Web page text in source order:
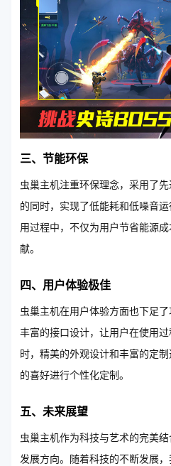
三、节能环保
虫巢主机注重环保理念，采用了
的同时，实现了低能耗和低噪音
用过程中，不仅为用户节省能源
献。
四、用户体验极佳
虫巢主机在用户体验方面也下足
丰富的接口设计，让用户在使用
时，精美的外观设计和丰富的定
的喜好进行个性化定制。
五、未来展望
虫巢主机作为科技与艺术的完美
发展方向。随着科技的不断发展